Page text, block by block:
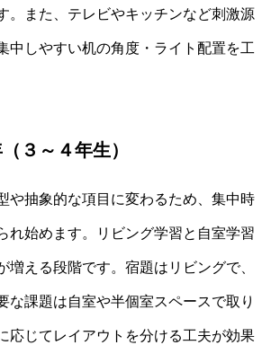
。また、テレビやキッチンなど刺激源
中しやすい机の角度・ライト配置を工
３～４年生）
や抽象的な項目に変わるため、集中時
れ始めます。リビング学習と自室学習
増える段階です。宿題はリビングで、
な課題は自室や半個室スペースで取り
応じてレイアウトを分ける工夫が効果